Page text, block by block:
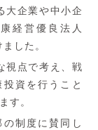
大企業や中小企
経営優良法人
した。
視点で考え、戦
資を行うこと
す。
制度に賛同し